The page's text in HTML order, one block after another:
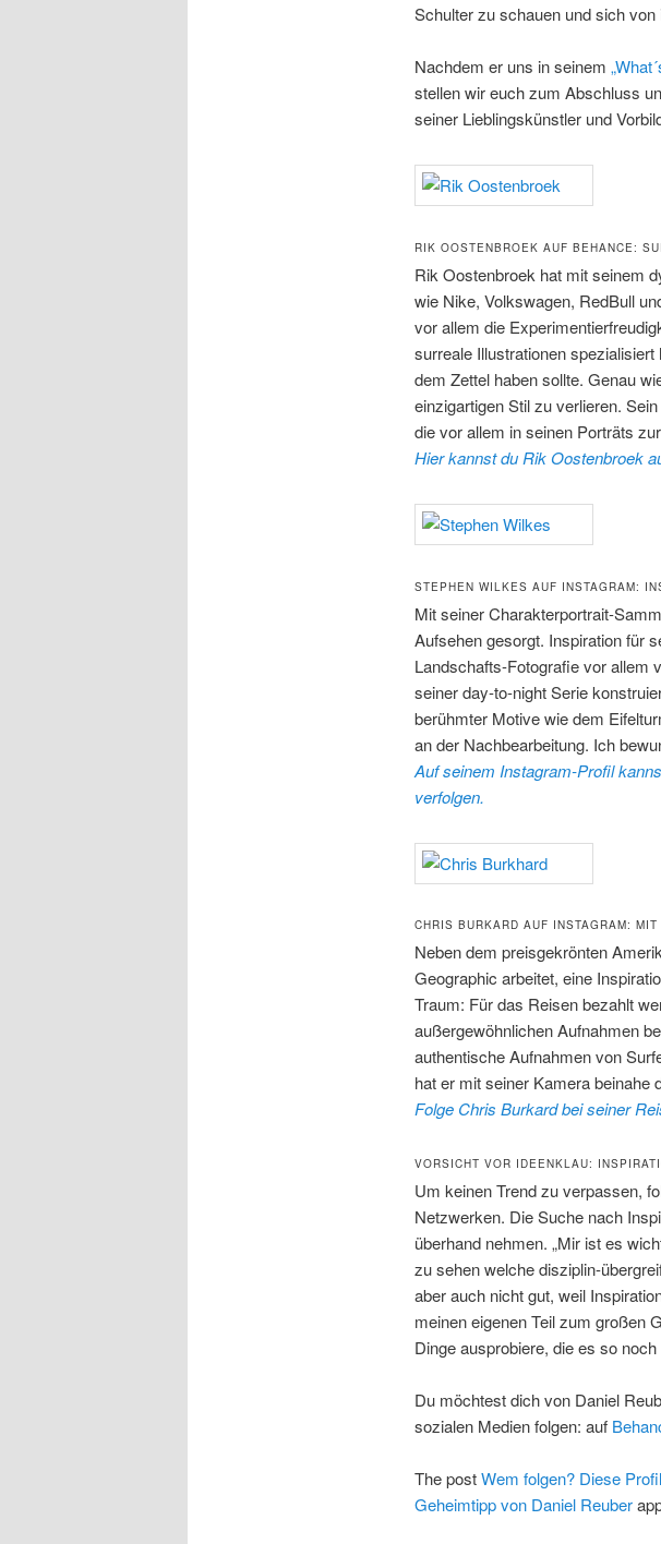
Schulter zu schauen und sich
Nachdem er uns in seinem
stellen wir euch zum Abschluss
seiner Lieblingskünstler und
RIK OOSTENBROEK AUF BEHANCE:
Rik Oostenbroek hat mit seinem
wie Nike, Volkswagen, RedBull
vor allem die
surreale Illustrationen
dem Zettel haben sollte. Genau
einzigartigen Stil zu verlieren.
die vor allem in seinen Porträts
Hier kannst du Rik Oostenbroek
STEPHEN WILKES AUF INSTAGRAM:
Mit seiner Charakterportrait-
Aufsehen gesorgt. Inspiration für
Landschafts-Fotografie vor allem
seiner day-to-night Serie
berühmter Motive wie dem
an der Nachbearbeitung. Ich
Auf seinem Instagram-Profil
verfolgen.
CHRIS BURKARD AUF INSTAGRAM:
Neben dem preisgekrönten
Geographic arbeitet, eine
Traum: Für das Reisen bezahlt
außergewöhnlichen Aufnahmen
authentische Aufnahmen von
hat er mit seiner Kamera beinahe
Folge Chris Burkard bei seiner
VORSICHT VOR IDEENKLAU:
Um keinen Trend zu verpassen,
Netzwerken. Die Suche nach
überhand nehmen. „Mir ist es
zu sehen welche disziplin-
aber auch nicht gut, weil
meinen eigenen Teil zum großen
Dinge ausprobiere, die es so noch
Du möchtest dich von Daniel
sozialen Medien folgen: auf
The postWem folgen? Diese
Geheimtipp von Daniel Reuber